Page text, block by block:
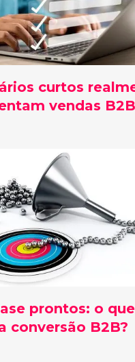
curtos
vendas
prontos: o
conversão B2B?